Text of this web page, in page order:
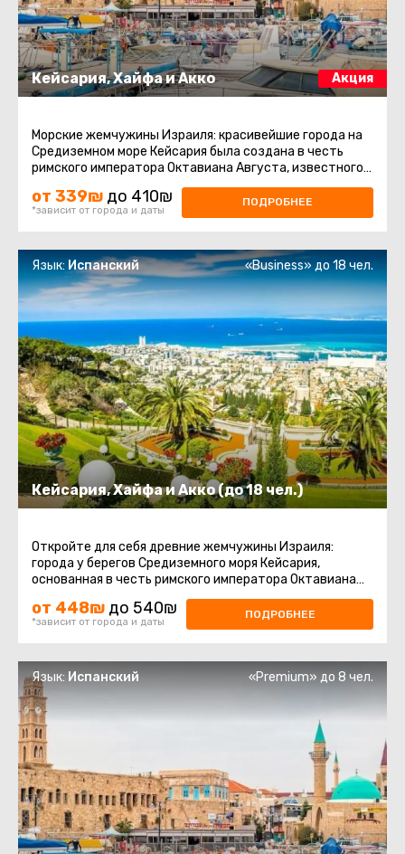
Кейсария, Хайфа и Акко Акция
Морские жемчужины Израиля: красивейшие города на
Средиземном море Кейсария была создана в честь
римского императора Октавиана Августа, известного
от 339₪ до 410₪
*зависит от города и даты
ПОДРОБНЕЕ
Кейсария, Хайфа и Акко (до 18 чел.)
Язык: Испанский «Business» до 18 чел.
Откройте для себя древние жемчужины Израиля:
города у берегов Средиземного моря Кейсария,
основанная в честь римского императора Октавиана
Августа, известного как ...
от 448₪ до 540₪
*зависит от города и даты
ПОДРОБНЕЕ
Язык: Испанский «Premium» до 8 чел.